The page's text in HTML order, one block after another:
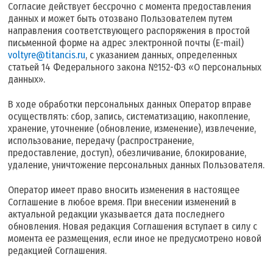
Согласие действует бессрочно с момента предоставления
данных и может быть отозвано Пользователем путем
направления соответствующего распоряжения в простой
письменной форме на адрес электронной почты (E-mail)
voltyre@titancis.ru, с указанием данных, определенных
статьей 14 Федерального закона №152-ФЗ «О персональных
данных».
В ходе обработки персональных данных Оператор вправе
осуществлять: сбор, запись, систематизацию, накопление,
хранение, уточнение (обновление, изменение), извлечение,
использование, передачу (распространение,
предоставление, доступ), обезличивание, блокирование,
удаление, уничтожение персональных данных Пользователя.
Оператор имеет право вносить изменения в настоящее
Соглашение в любое время. При внесении изменений в
актуальной редакции указывается дата последнего
обновления. Новая редакция Соглашения вступает в силу с
момента ее размещения, если иное не предусмотрено новой
редакцией Соглашения.